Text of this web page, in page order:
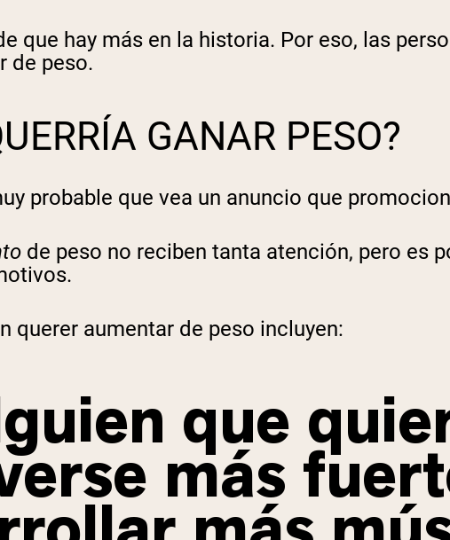
que hay más en la historia. Por eso, las
de peso.
GANAR PESO?
probable que vea un anuncio que
de peso no reciben tanta atención, pero es
querer aumentar de peso incluyen:
que
más